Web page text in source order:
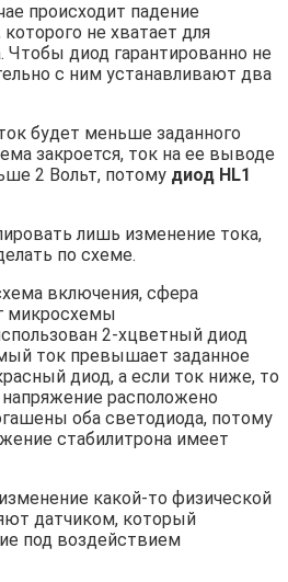
происходит падение
не хватает для
Чтобы диод гарантированно не
с ним устанавливают два
будет меньше заданного
закроется, ток на ее выводе
2 Вольт, потому диод HL1
лишь изменение тока,
по схеме.
2-хцветный диод
ток превышает заданное
диод, а если ток ниже, то
расположено
оба светодиода, потому
стабилитрона имеет
какой-то физической
датчиком, который
под воздействием